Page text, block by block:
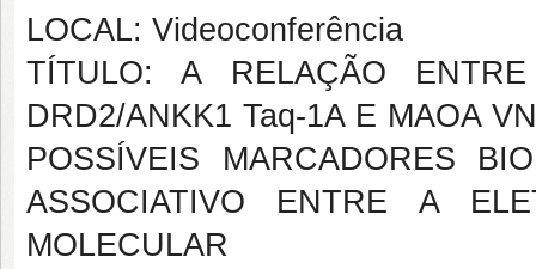
LOCAL: Videoconferência
TÍTULO: A RELAÇÃO
DRD2/ANKK1 Taq-1A E MAOA
POSSÍVEIS MARCADORES
ASSOCIATIVO ENTRE A
MOLECULAR